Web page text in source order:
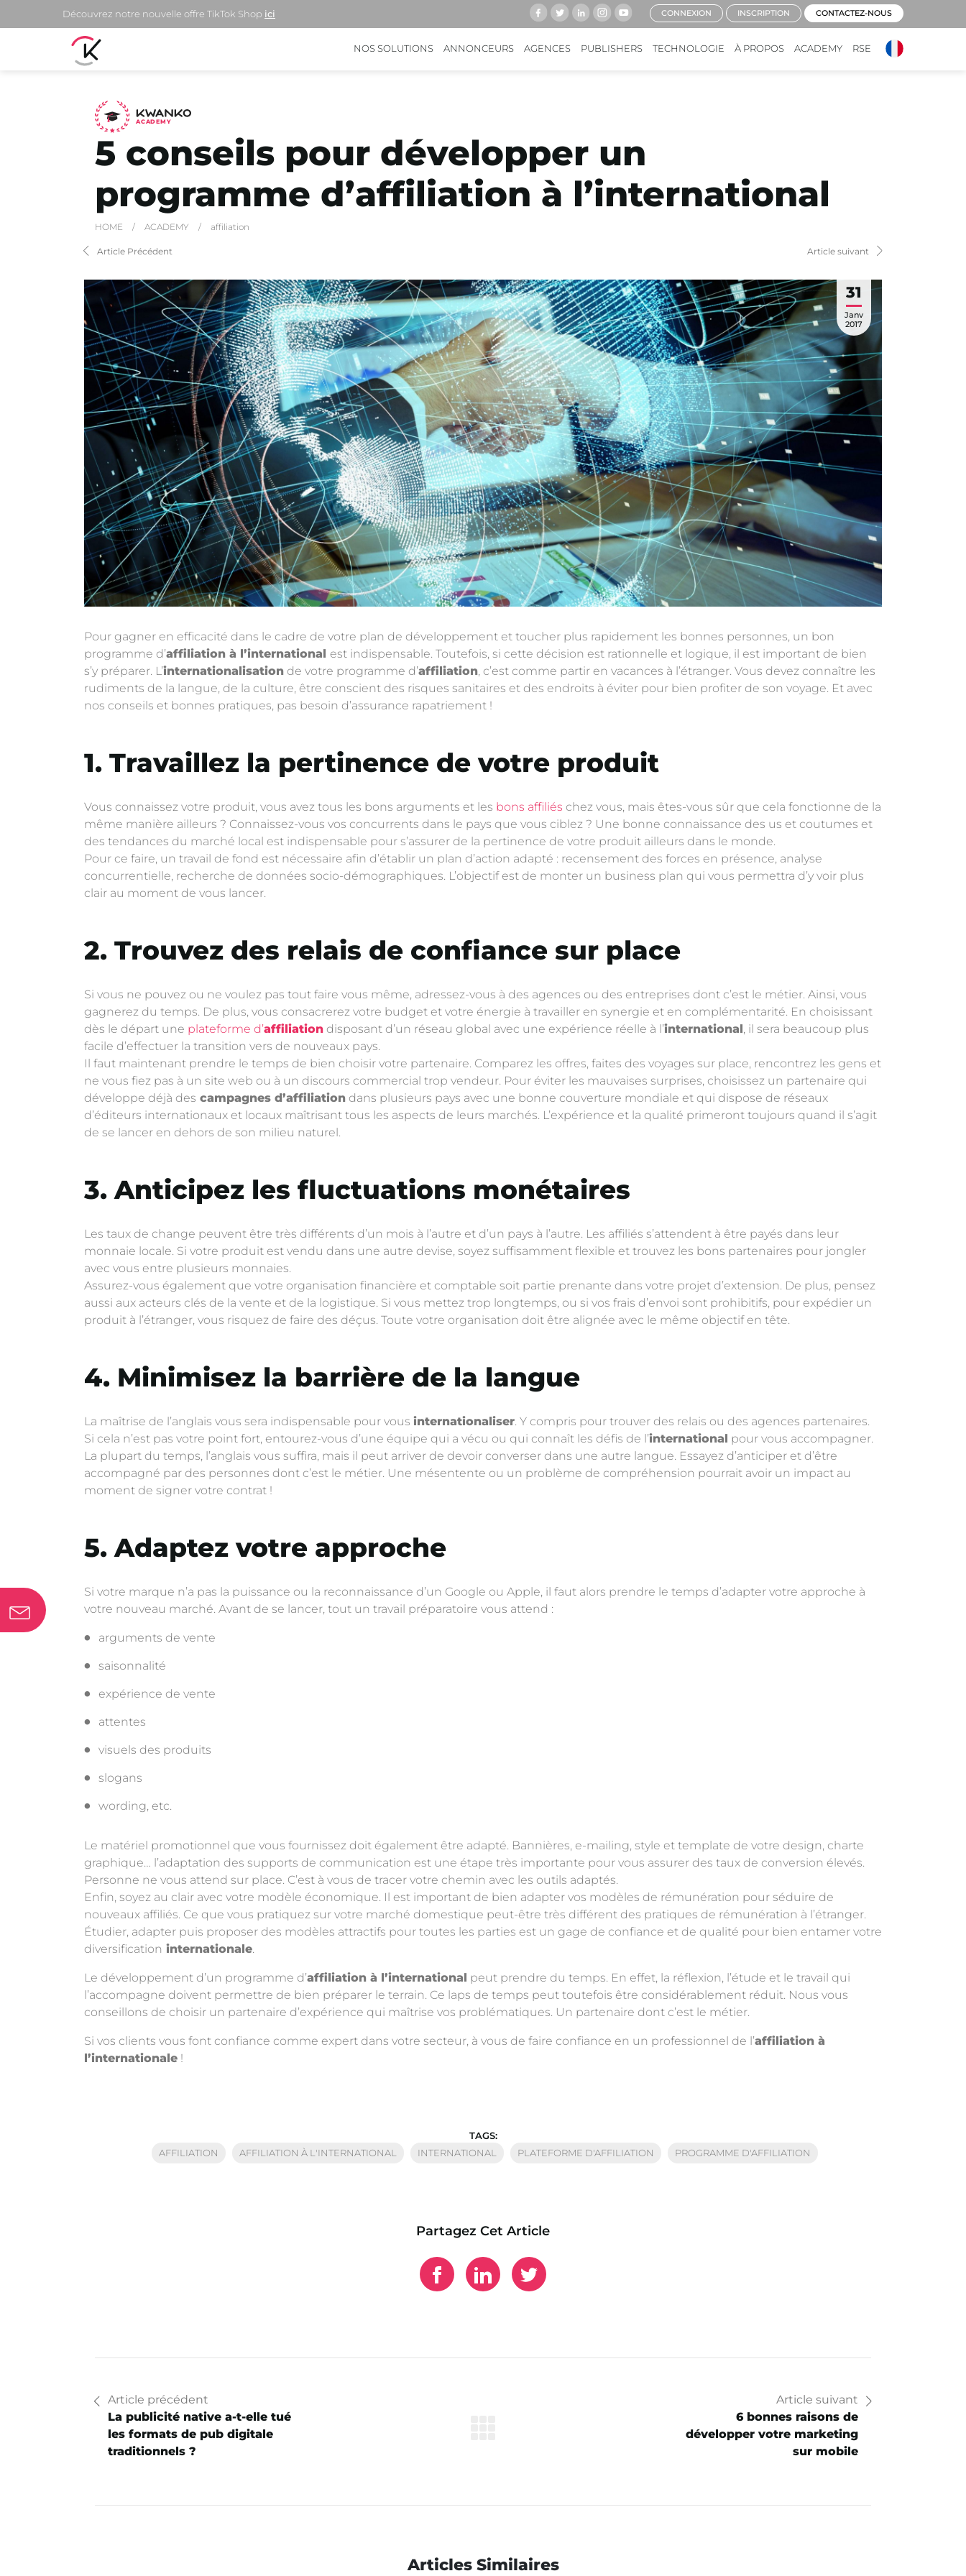
NOS SOLUTIONS ANNONCEURS AGENCES PUBLISHERS TECHNOLOGIE À PROPOS ACADEMY RSE
Découvrez notre nouvelle offre TikTok Shop ici CONNEXION INSCRIPTION CONTACTEZ-NOUS
ACADEMY
5 conseils pour développer un
programme d’affiliation à l’international
HOME / ACADEMY / affiliation
Article Précédent Article suivant
31
Janv
2017
Pour gagner en efficacité dans le cadre de votre plan de développement et toucher plus rapidement les bonnes personnes, un bon
programme d’affiliation à l’international est indispensable. Toutefois, si cette décision est rationnelle et logique, il est important de bien
s’y préparer. L’internationalisation de votre programme d’affiliation, c’est comme partir en vacances à l’étranger. Vous devez connaître les
rudiments de la langue, de la culture, être conscient des risques sanitaires et des endroits à éviter pour bien profiter de son voyage. Et avec
nos conseils et bonnes pratiques, pas besoin d’assurance rapatriement !
1. Travaillez la pertinence de votre produit
Vous connaissez votre produit, vous avez tous les bons arguments et les bons affiliés chez vous, mais êtes-vous sûr que cela fonctionne de la
même manière ailleurs ? Connaissez-vous vos concurrents dans le pays que vous ciblez ? Une bonne connaissance des us et coutumes et
des tendances du marché local est indispensable pour s’assurer de la pertinence de votre produit ailleurs dans le monde.
Pour ce faire, un travail de fond est nécessaire afin d’établir un plan d’action adapté : recensement des forces en présence, analyse
concurrentielle, recherche de données socio-démographiques. L’objectif est de monter un business plan qui vous permettra d’y voir plus
clair au moment de vous lancer.
2. Trouvez des relais de confiance sur place
Si vous ne pouvez ou ne voulez pas tout faire vous même, adressez-vous à des agences ou des entreprises dont c’est le métier. Ainsi, vous
gagnerez du temps. De plus, vous consacrerez votre budget et votre énergie à travailler en synergie et en complémentarité. En choisissant
dès le départ une plateforme d’affiliation disposant d’un réseau global avec une expérience réelle à l’international , il sera beaucoup plus
facile d’effectuer la transition vers de nouveaux pays.
Il faut maintenant prendre le temps de bien choisir votre partenaire. Comparez les offres, faites des voyages sur place, rencontrez les gens et
ne vous fiez pas à un site web ou à un discours commercial trop vendeur. Pour éviter les mauvaises surprises, choisissez un partenaire qui
développe déjà des campagnes d’affiliation dans plusieurs pays avec une bonne couverture mondiale et qui dispose de réseaux
d’éditeurs internationaux et locaux maîtrisant tous les aspects de leurs marchés. L’expérience et la qualité primeront toujours quand il s’agit
de se lancer en dehors de son milieu naturel.
3. Anticipez les fluctuations monétaires
Les taux de change peuvent être très différents d’un mois à l’autre et d’un pays à l’autre. Les affiliés s’attendent à être payés dans leur
monnaie locale. Si votre produit est vendu dans une autre devise, soyez suffisamment flexible et trouvez les bons partenaires pour jongler
avec vous entre plusieurs monnaies.
Assurez-vous également que votre organisation financière et comptable soit partie prenante dans votre projet d’extension. De plus, pensez
aussi aux acteurs clés de la vente et de la logistique. Si vous mettez trop longtemps, ou si vos frais d’envoi sont prohibitifs, pour expédier un
produit à l’étranger, vous risquez de faire des déçus. Toute votre organisation doit être alignée avec le même objectif en tête.
4. Minimisez la barrière de la langue
La maîtrise de l’anglais vous sera indispensable pour vous internationaliser. Y compris pour trouver des relais ou des agences partenaires.
Si cela n’est pas votre point fort, entourez-vous d’une équipe qui a vécu ou qui connaît les défis de l’international pour vous accompagner.
La plupart du temps, l’anglais vous suffira, mais il peut arriver de devoir converser dans une autre langue. Essayez d’anticiper et d’être
accompagné par des personnes dont c’est le métier. Une mésentente ou un problème de compréhension pourrait avoir un impact au
moment de signer votre contrat !
5. Adaptez votre approche
Si votre marque n’a pas la puissance ou la reconnaissance d’un Google ou Apple, il faut alors prendre le temps d’adapter votre approche à
votre nouveau marché. Avant de se lancer, tout un travail préparatoire vous attend :
arguments de vente
saisonnalité
expérience de vente
attentes
visuels des produits
slogans
wording, etc.
Le matériel promotionnel que vous fournissez doit également être adapté. Bannières, e-mailing, style et template de votre design, charte
graphique… l’adaptation des supports de communication est une étape très importante pour vous assurer des taux de conversion élevés.
Personne ne vous attend sur place. C’est à vous de tracer votre chemin avec les outils adaptés.
Enfin, soyez au clair avec votre modèle économique. Il est important de bien adapter vos modèles de rémunération pour séduire de
nouveaux affiliés. Ce que vous pratiquez sur votre marché domestique peut-être très différent des pratiques de rémunération à l’étranger.
Étudier, adapter puis proposer des modèles attractifs pour toutes les parties est un gage de confiance et de qualité pour bien entamer votre
diversification internationale.
Le développement d’un programme d’affiliation à l’international peut prendre du temps. En effet, la réflexion, l’étude et le travail qui
l’accompagne doivent permettre de bien préparer le terrain. Ce laps de temps peut toutefois être considérablement réduit. Nous vous
conseillons de choisir un partenaire d’expérience qui maîtrise vos problématiques. Un partenaire dont c’est le métier.
Si vos clients vous font confiance comme expert dans votre secteur, à vous de faire confiance en un professionnel de l’affiliation à
l’internationale !
TAGS:
AFFILIATION
AFFILIATION À L'INTERNATIONAL INTERNATIONAL PLATEFORME D'AFFILIATION PROGRAMME D'AFFILIATION
Partagez Cet Article
Article précédent
La publicité native a-t-elle tué
les formats de pub digitale
traditionnels ?
Article suivant
6 bonnes raisons de
développer votre marketing
sur mobile
Articles Similaires